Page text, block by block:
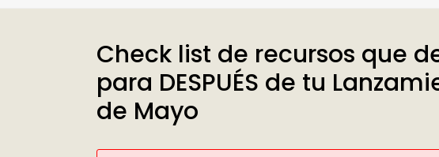
Check list de recursos que
para DESPUÉS de tu
de Mayo